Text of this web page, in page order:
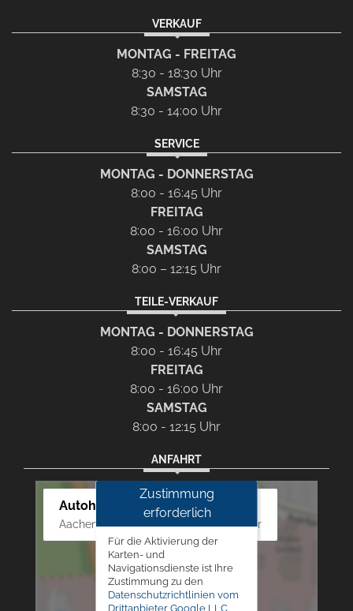
VERKAUF
MONTAG - FREITAG
8:30 - 18:30 Uhr
SAMSTAG
8:30 - 14:00 Uhr
SERVICE
MONTAG - DONNERSTAG
8:00 - 16:45 Uhr
FREITAG
8:00 - 16:00 Uhr
SAMSTAG
8:00 – 12:15 Uhr
TEILE-VERKAUF
MONTAG - DONNERSTAG
8:00 - 16:45 Uhr
FREITAG
8:00 - 16:00 Uhr
SAMSTAG
8:00 - 12:15 Uhr
ANFAHRT
Autohaus Westphal
Aachener Str. 84 - 88, 52249 Eschweiler
Zustimmung
erforderlich
Für die Aktivierung der
Karten- und
Navigationsdienste ist Ihre
Zustimmung zu den
Datenschutzrichtlinien vom
Drittanbieter Google LLC